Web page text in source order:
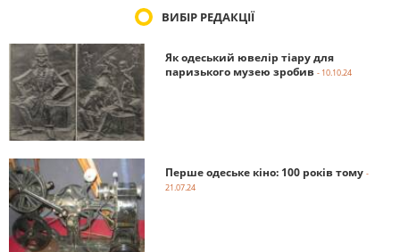
ВИБІР РЕДАКЦІЇ
Як одеський ювелір тіару для
паризького музею зробив - 10.10.24
Перше одеське кіно: 100 років тому -
21.07.24